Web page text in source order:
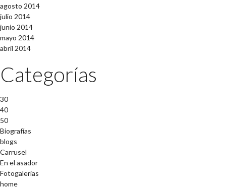
agosto 2014
julio 2014
junio 2014
mayo 2014
abril 2014
Categorías
30
40
50
Biografías
blogs
Carrusel
En el asador
Fotogalerías
home